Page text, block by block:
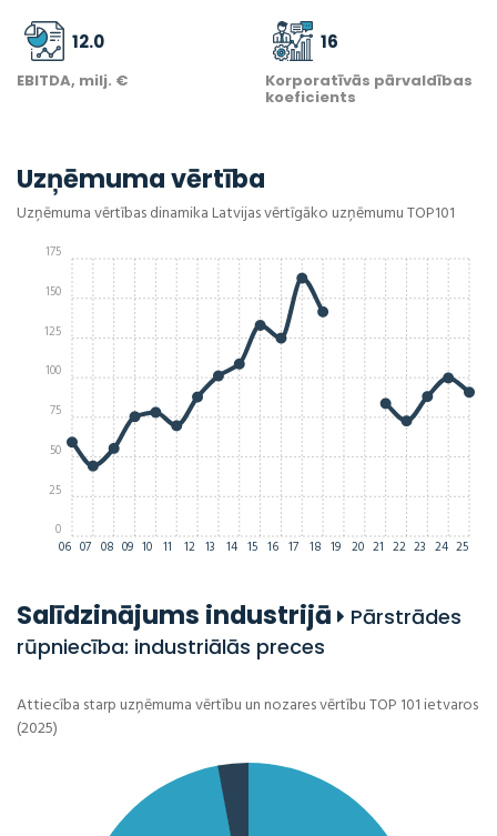
12.0
EBITDA, milj. €
16
Korporatīvās pārvaldības
koeficients
Uzņēmuma vērtība
Uzņēmuma vērtības dinamika Latvijas vērtīgāko uzņēmumu TOP101
06 07 08 09 10 11 12 13 14 15 16 17 18 19 20 21 22 23 24 25
0
25
50
75
100
125
150
175
Salīdzinājums industrijā
Pārstrādes
rūpniecība: industriālās preces
Attiecība starp uzņēmuma vērtību un nozares vērtību TOP 101 ietvaros
(2025)